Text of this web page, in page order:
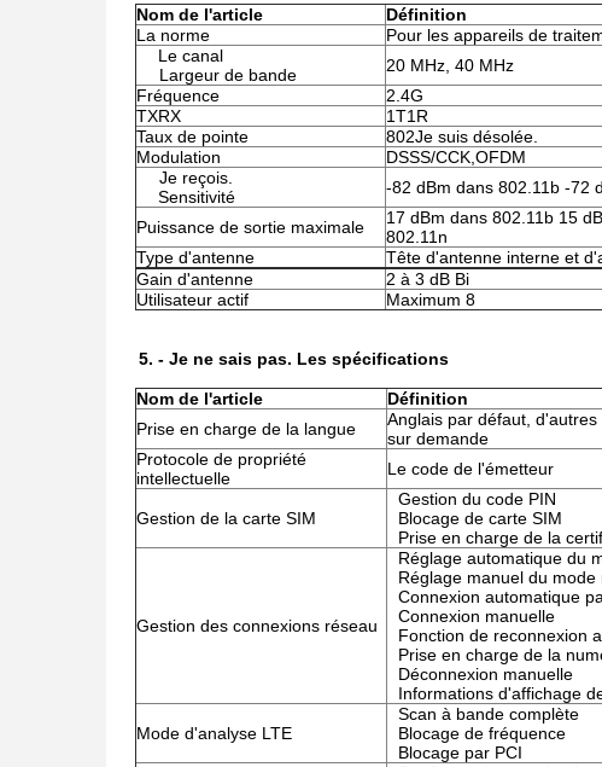
Nom de l'article
Définition
La norme
Pour les appareils de
Le canal
Largeur de bande
20 MHz, 40 MHz
Fréquence
2.4G
TXRX
1T1R
Taux de pointe
802Je suis désolée.
Modulation
DSSS/CCK,OFDM
Je reçois.
Sensitivité
-82 dBm dans 802.11b -72
Puissance de sortie maximale
17 dBm dans 802.11b 15
802.11n
Type d'antenne
Tête d'antenne interne et
Gain d'antenne
2 à 3 dB Bi
Utilisateur actif
Maximum 8
5. - Je ne sais pas. Les spécifications
Nom de l'article
Définition
Prise en charge de la langue
Anglais par défaut,
sur demande
Protocole de propriété
intellectuelle
Le code de l'émetteur
Gestion de la carte SIM
Gestion du code PIN
Blocage de carte SIM
Prise en charge de la
Gestion des connexions réseau
Réglage automatique du
Réglage manuel du mode
Connexion automatique
Connexion manuelle
Fonction de reconnexion
Prise en charge de la
Déconnexion manuelle
Informations d'affichage
Mode d'analyse LTE
Scan à bande complète
Blocage de fréquence
Blocage par PCI